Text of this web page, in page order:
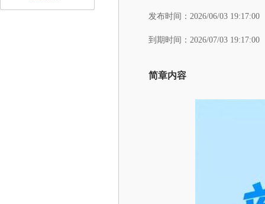
发布时间： 2026/06/03 19:17:00
到期时间： 2026/07/03 19:17:00
简章内容